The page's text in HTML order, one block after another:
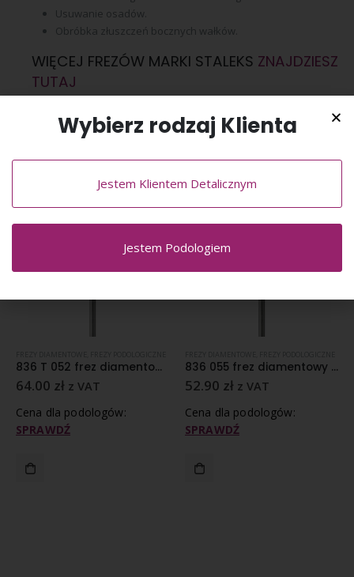
Usuwanie osadów.
Obróbka złuszczeń bocznych wałków.
WIĘCEJ FREZÓW MARKI STALEKS ZNAJDZIESZ
TUTAJ
836 T 052 frez diamentowy średnioziarnisty nasyp
64.00 zł z VAT
Cena dla podologów:
SPRAWDŹ
836 055 frez diamentowy średnioziarnisty nasyp
52.90 zł z VAT
Cena dla podologów:
SPRAWDŹ
Wybierz rodzaj Klienta
Jestem Klientem Detalicznym
Jestem Podologiem